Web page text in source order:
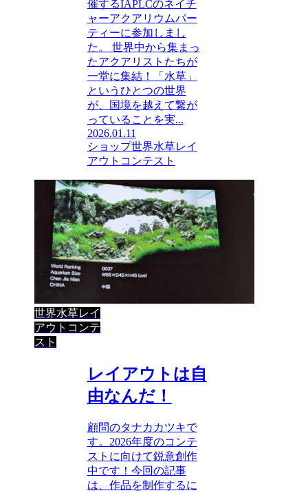
催するIAPLCのネイチ
ャーアクアリウムパー
ティーに参加しまし
た。 世界中から集まっ
たアクアリストたちが
一堂に集結！「水草」
というひとつの世界
が、国境を越えて繋が
っていることを実...
2026.01.11
ショップ世界水草レイ
アウトコンテスト
世界水草レイ
アウトコンテ
スト
レイアウトは自
由なんだ！
顧問のタナカカツキで
す。2026年度のコンテ
ストに向けて鋭意創作
中です！今回の記事
は、作品を制作するに